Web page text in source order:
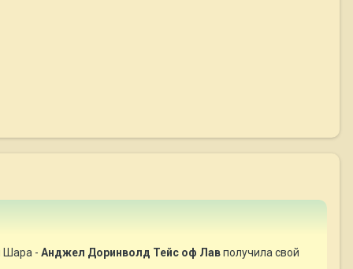
Шара - Анджел Доринволд Тейс оф Лавполучила свой